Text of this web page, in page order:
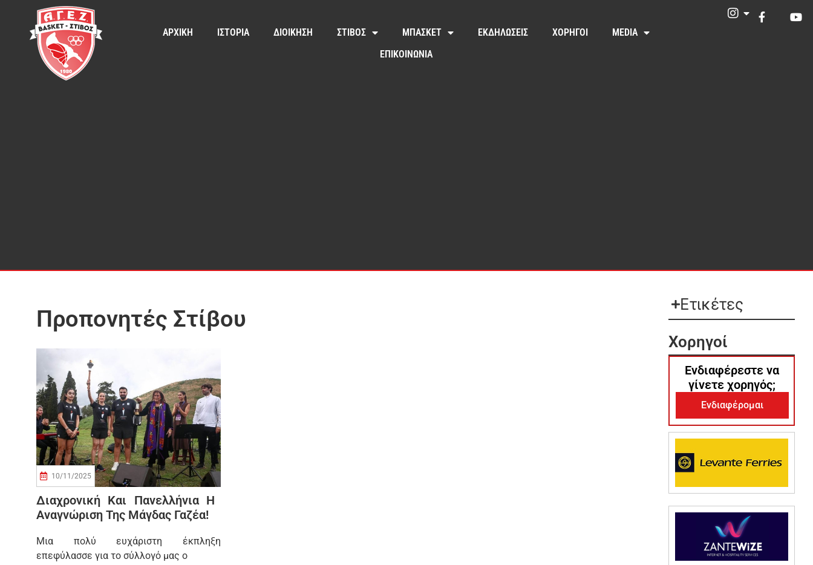
ΑΡΧΙΚΗ ΙΣΤΟΡΙΑ ΔΙΟΙΚΗΣΗ ΣΤΙΒΟΣ ΜΠΑΣΚΕΤ ΕΚΔΗΛΩΣΕΙΣ ΧΟΡΗΓΟΙ
MEDIA
ΕΠΙΚΟΙΝΩΝΙΑ
Προπονητές Στίβου
10/11/2025
Διαχρονική Και Πανελλήνια Η
Αναγνώριση Της Μάγδας Γαζέα!
Μια πολύ ευχάριστη έκπληξη
επεφύλασσε για το σύλλογό μας ο
Ετικέτες
Χορηγοί
Ενδιαφέρεστε να
γίνετε χορηγός;
Ενδιαφέρομαι